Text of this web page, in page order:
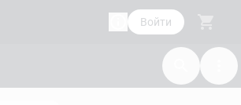
Войти